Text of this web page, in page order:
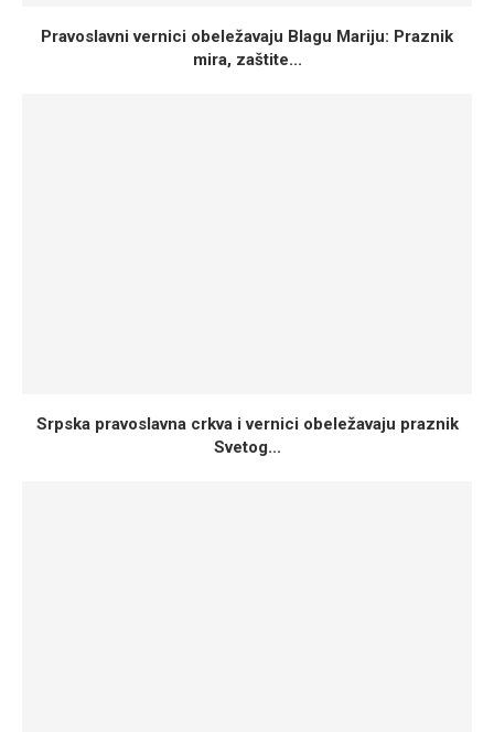
Pravoslavni vernici obeležavaju Blagu Mariju: Praznik
mira, zaštite...
Srpska pravoslavna crkva i vernici obeležavaju praznik
Svetog...